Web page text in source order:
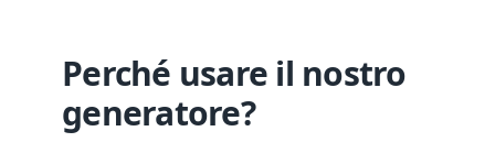
Perché usare il nostro
generatore?